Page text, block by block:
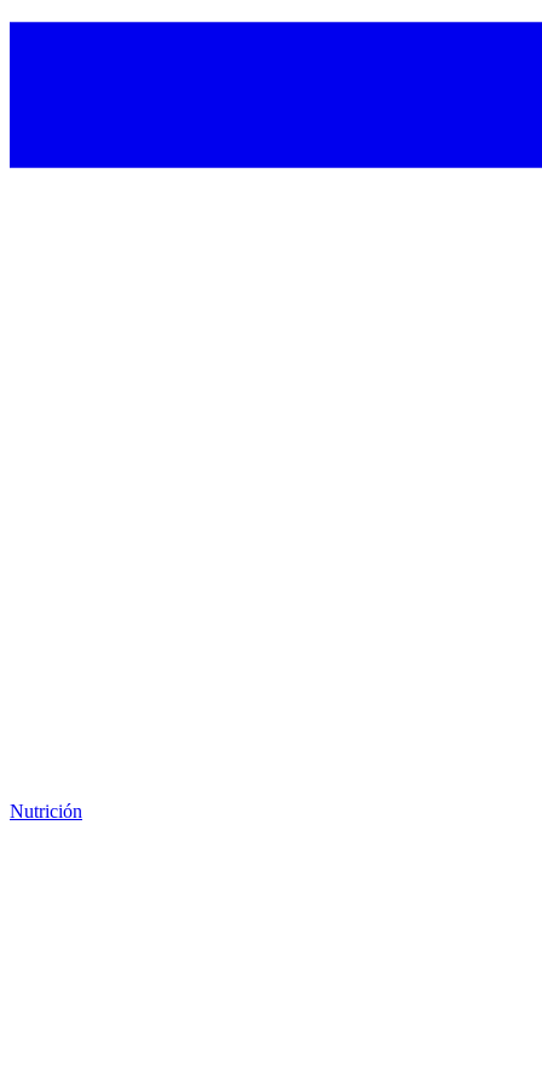
Nutrición